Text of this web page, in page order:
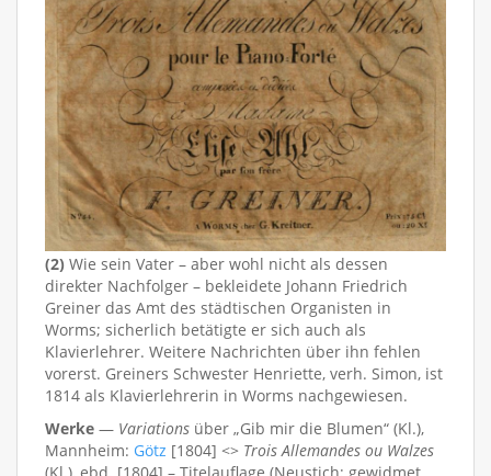
(2) Wie sein Vater – aber wohl nicht als dessen
direkter Nachfolger – bekleidete Johann Friedrich
Greiner das Amt des städtischen Organisten in
Worms; sicherlich betätigte er sich auch als
Klavierlehrer. Weitere Nachrichten über ihn fehlen
vorerst. Greiners Schwester Henriette, verh. Simon, ist
1814 als Klavierlehrerin in Worms nachgewiesen.
Werke — Variations über „Gib mir die Blumen“ (Kl.),
Mannheim: Götz [1804] <> Trois Allemandes ou Walzes